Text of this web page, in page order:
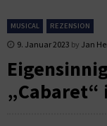
MUSICAL REZENSION
9. Januar 2023 by Jan
„Cabaret“